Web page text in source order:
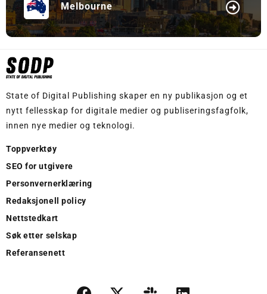
Melbourne
State of Digital Publishing skaper en ny publikasjon og et
nytt fellesskap for digitale medier og publiseringsfagfolk,
innen nye medier og teknologi.
Toppverktøy
SEO for utgivere
Personvernerklæring
Redaksjonell policy
Nettstedkart
Søk etter selskap
Referansenett